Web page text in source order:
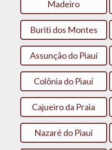
Madeiro
Buriti dos Montes
Assunção do Piauí
Colônia do Piauí
Cajueiro da Praia
Nazaré do Piauí